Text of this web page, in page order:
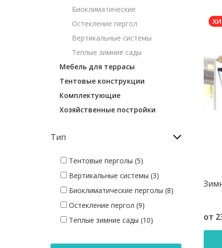
Биоклиматические
Остекление пергол
Вертикальные системы
Теплые зимние сады
Мебель для террасы
Тентовые конструкции
Комплектующие
Хозяйственные постройки
Тип
Тентовые перголы (5)
Вертикальные системы (3)
Биоклиматические перголы (8)
Остекление пергол (9)
Теплые зимние сады (10)
от